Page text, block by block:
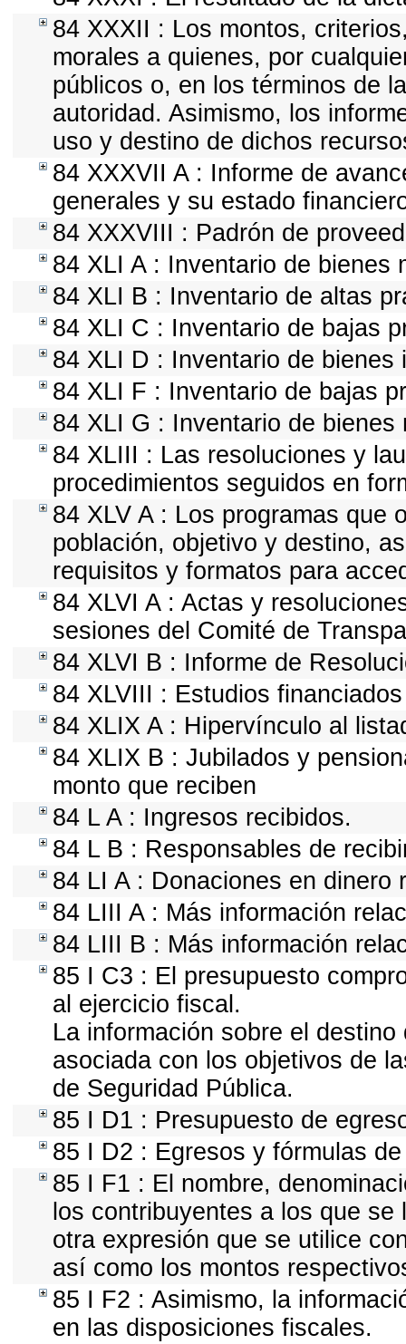
84 XXXII : Los montos,
morales a quienes, por
públicos o, en los términos de
autoridad. Asimismo, los
uso y destino de dichos
84 XXXVII A : Informe de
generales y su estado
84 XXXVIII : Padrón de
84 XLI A : Inventario de bienes
84 XLI B : Inventario de altas
84 XLI C : Inventario de bajas
84 XLI D : Inventario de bienes
84 XLI F : Inventario de bajas
84 XLI G : Inventario de
84 XLIII : Las resoluciones y
procedimientos seguidos en
84 XLV A : Los programas que
población, objetivo y destino,
requisitos y formatos para
84 XLVI A : Actas y
sesiones del Comité de
84 XLVI B : Informe de
84 XLVIII : Estudios
84 XLIX A : Hipervínculo al
84 XLIX B : Jubilados y
monto que reciben
84 L A : Ingresos recibidos.
84 L B : Responsables de
84 LI A : Donaciones en dinero
84 LIII A : Más información
84 LIII B : Más información
85 I C3 : El presupuesto
al ejercicio fiscal.
La información sobre el
asociada con los objetivos de
de Seguridad Pública.
85 I D1 : Presupuesto de
85 I D2 : Egresos y fórmulas
85 I F1 : El nombre,
los contribuyentes a los que
otra expresión que se utilice
así como los montos
85 I F2 : Asimismo, la
en las disposiciones fiscales.